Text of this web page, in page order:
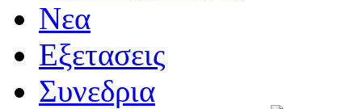
Νεα
Eξετασεις
Συνεδρια